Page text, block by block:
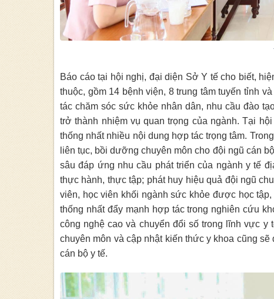
Báo cáo tại hội nghị, đại diện Sở Y tế cho biết,
thuộc, gồm 14 bệnh viện, 8 trung tâm tuyến tỉnh
tác chăm sóc sức khỏe nhân dân, nhu cầu đào
trở thành nhiệm vụ quan trọng của ngành. Tại
thống nhất nhiều nội dung hợp tác trọng tâm.
liên tục, bồi dưỡng chuyên môn cho đội ngũ cán
sâu đáp ứng nhu cầu phát triển của ngành y tế
thực hành, thực tập; phát huy hiệu quả đội ngũ
viên, học viên khối ngành sức khỏe được học
thống nhất đẩy mạnh hợp tác trong nghiên cứu
công nghệ cao và chuyển đổi số trong lĩnh vực
chuyên môn và cập nhật kiến thức y khoa cũng
cán bộ y tế.